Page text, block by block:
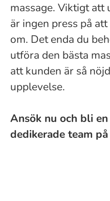
massage. Viktigt
är ingen press på
om. Det enda du
utföra den bästa
att kunden är så
upplevelse.
Ansök nu och bli
dedikerade team